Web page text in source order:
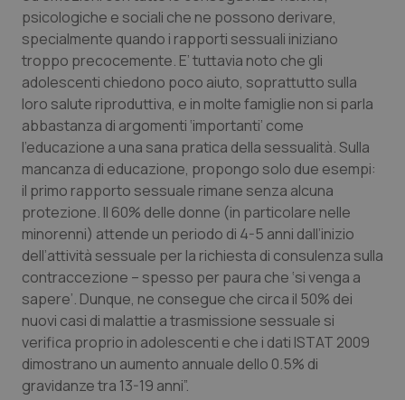
psicologiche e sociali che ne possono derivare,
specialmente quando i rapporti sessuali iniziano
troppo precocemente. E’ tuttavia noto che gli
adolescenti chiedono poco aiuto, soprattutto sulla
loro salute riproduttiva, e in molte famiglie non si parla
abbastanza di argomenti ‘importanti’ come
l’educazione a una sana pratica della sessualità. Sulla
mancanza di educazione, propongo solo due esempi:
il primo rapporto sessuale rimane senza alcuna
protezione. Il 60% delle donne (in particolare nelle
minorenni) attende un periodo di 4-5 anni dall’inizio
dell’attività sessuale per la richiesta di consulenza sulla
contraccezione – spesso per paura che ‘si venga a
sapere’. Dunque, ne consegue che circa il 50% dei
nuovi casi di malattie a trasmissione sessuale si
verifica proprio in adolescenti e che i dati ISTAT 2009
dimostrano un aumento annuale dello 0.5% di
gravidanze tra 13-19 anni”.
_ga
Google LLC
.quotidianosanita.it